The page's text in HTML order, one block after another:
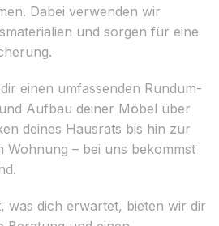
Dabei verwenden wir
und sorgen für eine
einen umfassenden Rundum-
Aufbau deiner Möbel über
deines Hausrats bis hin zur
Wohnung – bei uns bekommst
was dich erwartet, bieten wir dir